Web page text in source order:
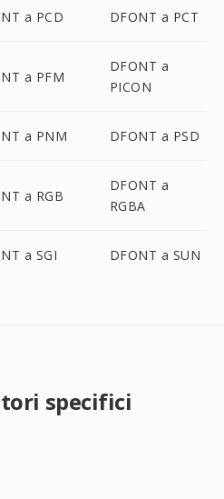
a PCD DFONT a PCT
a PFM
DFONT a
PICON
a PNM DFONT a PSD
a RGB
DFONT a
RGBA
a SGI DFONT a SUN
specifici